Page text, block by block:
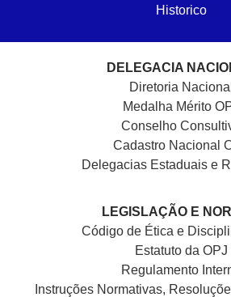
Historico
DELEGACIA
Diretoria Nacional
Medalha Mérito
Conselho
Cadastro Nacional
Delegacias Estaduais e
LEGISLAÇÃO E
Código de Ética e
Estatuto da OPJ
Regulamento
Instruções Normativas,